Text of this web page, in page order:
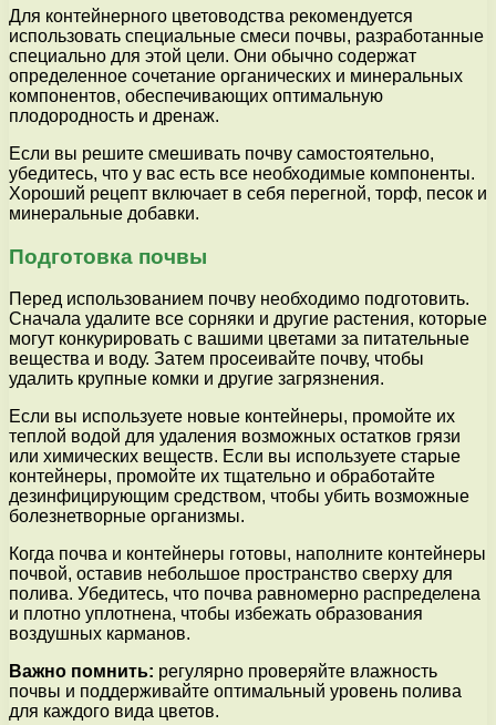
Для контейнерного цветоводства рекомендуется
использовать специальные смеси почвы, разработанные
специально для этой цели. Они обычно содержат
определенное сочетание органических и минеральных
компонентов, обеспечивающих оптимальную
плодородность и дренаж.
Если вы решите смешивать почву самостоятельно,
убедитесь, что у вас есть все необходимые компоненты.
Хороший рецепт включает в себя перегной, торф, песок и
минеральные добавки.
Подготовка почвы
Перед использованием почву необходимо подготовить.
Сначала удалите все сорняки и другие растения, которые
могут конкурировать с вашими цветами за питательные
вещества и воду. Затем просеивайте почву, чтобы
удалить крупные комки и другие загрязнения.
Если вы используете новые контейнеры, промойте их
теплой водой для удаления возможных остатков грязи
или химических веществ. Если вы используете старые
контейнеры, промойте их тщательно и обработайте
дезинфицирующим средством, чтобы убить возможные
болезнетворные организмы.
Когда почва и контейнеры готовы, наполните контейнеры
почвой, оставив небольшое пространство сверху для
полива. Убедитесь, что почва равномерно распределена
и плотно уплотнена, чтобы избежать образования
воздушных карманов.
Важно помнить: регулярно проверяйте влажность
почвы и поддерживайте оптимальный уровень полива
для каждого вида цветов.